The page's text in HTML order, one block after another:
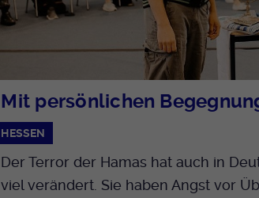
Mit persönlichen
HESSEN
Der Terror der Hamas hat auch in
viel verändert. Sie haben Angst vor